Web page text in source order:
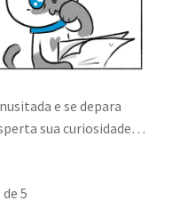
e se depara
sua curiosidade…
5